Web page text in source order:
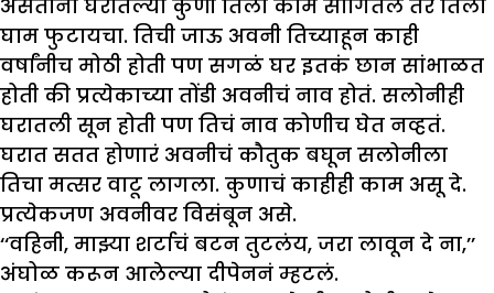
असताना घरातल्या कुणी तिला काम सांगितलं तर तिला
घाम फुटायचा. तिची जाऊ अवनी तिच्याहून काही
वर्षांनीच मोठी होती पण सगळं घर इतकं छान सांभाळत
होती की प्रत्येकाच्या तोंडी अवनीचं नाव होतं. सलोनीही
घरातली सून होती पण तिचं नाव कोणीच घेत नव्हतं.
घरात सतत होणारं अवनीचं कौतुक बघून सलोनीला
तिचा मत्सर वाटू लागला. कुणाचं काहीही काम असू दे.
प्रत्येकजण अवनीवर विसंबून असे.
‘‘वहिनी, माझ्या शर्टाचं बटन तुटलंय, जरा लावून दे ना,’’
अंघोळ करून आलेल्या दीपेननं म्हटलं.